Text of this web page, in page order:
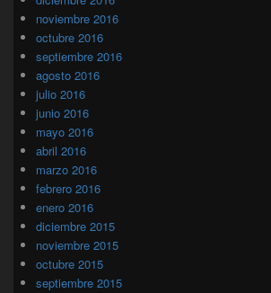
noviembre 2016
octubre 2016
septiembre 2016
agosto 2016
julio 2016
junio 2016
mayo 2016
abril 2016
marzo 2016
febrero 2016
enero 2016
diciembre 2015
noviembre 2015
octubre 2015
septiembre 2015